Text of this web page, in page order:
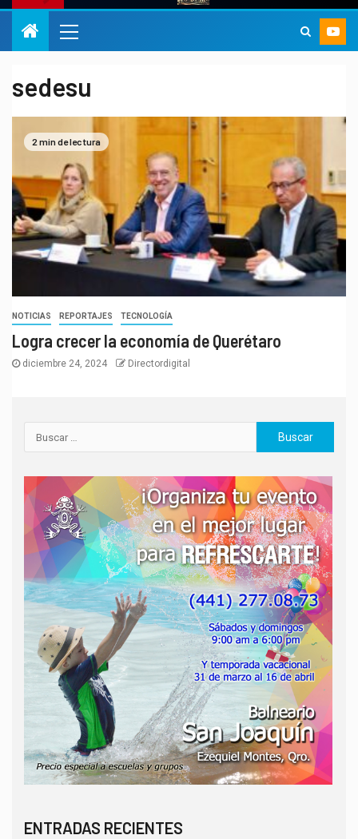
sedesu
2 min de lectura
NOTICIAS REPORTAJES TECNOLOGÍA
Logra crecer la economía de Querétaro
diciembre 24, 2024 Directordigital
ENTRADAS RECIENTES